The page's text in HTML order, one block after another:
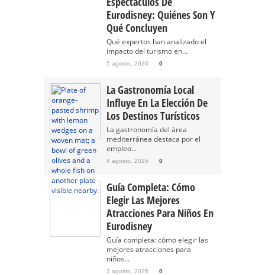
Eurodisney: Quiénes Son Y
Qué Concluyen
Qué expertos han analizado el
impacto del turismo en...
5 agosto, 2026 0
La Gastronomía Local
Influye En La Elección De
Los Destinos Turísticos
La gastronomía del área
mediterránea destaca por el
empleo...
4 agosto, 2026 0
Guía Completa: Cómo
Elegir Las Mejores
Atracciones Para Niños En
Eurodisney
Guía completa: cómo elegir las
mejores atracciones para
niños...
2 agosto, 2026 0